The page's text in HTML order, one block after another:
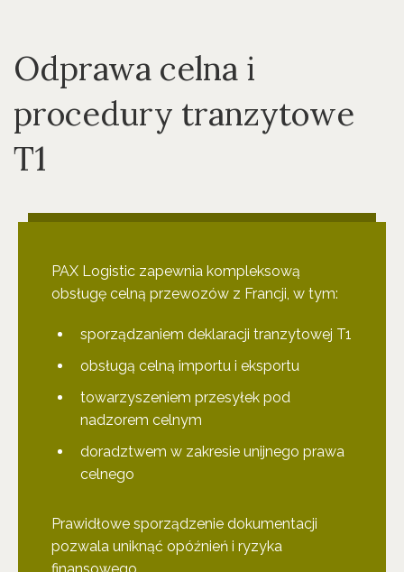
Odprawa celna i
procedury tranzytowe
T1
PAX Logistic zapewnia kompleksową
obsługę celną przewozów z Francji, w tym:
sporządzaniem deklaracji tranzytowej T1
obsługą celną importu i eksportu
towarzyszeniem przesyłek pod
nadzorem celnym
doradztwem w zakresie unijnego prawa
celnego
Prawidłowe sporządzenie dokumentacji
pozwala uniknąć opóźnień i ryzyka